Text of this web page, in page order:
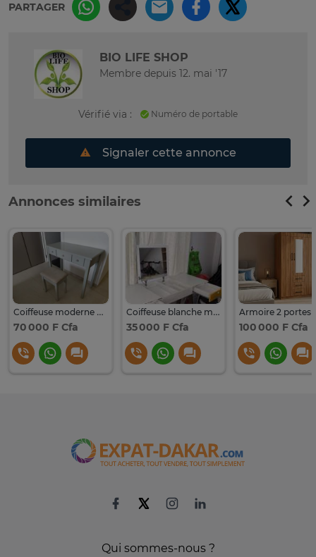
PARTAGER
BIO LIFE SHOP
Membre depuis 12. mai '17
Vérifié via : Numéro de portable
Signaler cette annonce
Annonces similaires
Coiffeuse moderne gris clair 3 tiroirs avec tabouret
70 000 F Cfa
Coiffeuse blanche miroir rabattable tiroirs jaunes
35 000 F Cfa 100 000 F Cfa
Qui sommes-nous ?